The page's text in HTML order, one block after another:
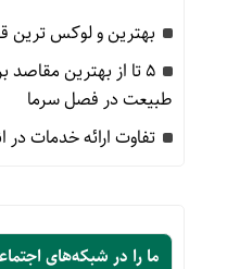
بهترین و لوکس ترین
۵ تا از بهترین
طبیعت در فصل سرما
تفاوت ارائه خدمات در
ما را در شبکه‌های